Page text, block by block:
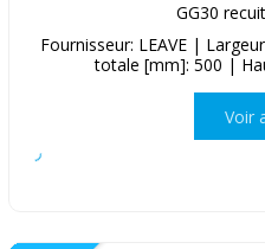
GG30
Fournisseur: LEAVE |
totale [mm]: 500 |
Voir